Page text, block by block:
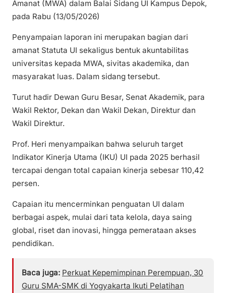
Amanat (MWA) dalam Balai Sidang UI Kampus Depok,
pada Rabu (13/05/2026)
Penyampaian laporan ini merupakan bagian dari
amanat Statuta UI sekaligus bentuk akuntabilitas
universitas kepada MWA, sivitas akademika, dan
masyarakat luas. Dalam sidang tersebut.
Turut hadir Dewan Guru Besar, Senat Akademik, para
Wakil Rektor, Dekan dan Wakil Dekan, Direktur dan
Wakil Direktur.
Prof. Heri menyampaikan bahwa seluruh target
Indikator Kinerja Utama (IKU) UI pada 2025 berhasil
tercapai dengan total capaian kinerja sebesar 110,42
persen.
Capaian itu mencerminkan penguatan UI dalam
berbagai aspek, mulai dari tata kelola, daya saing
global, riset dan inovasi, hingga pemerataan akses
pendidikan.
Baca juga: Perkuat Kepemimpinan Perempuan, 30
Guru SMA-SMK di Yogyakarta Ikuti Pelatihan